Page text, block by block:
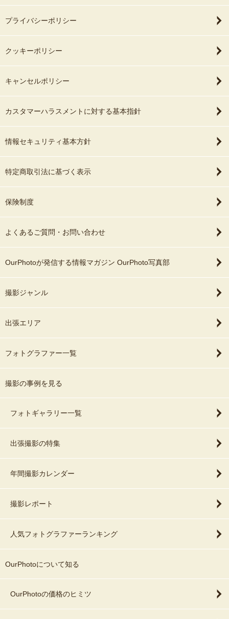
プライバシーポリシー
クッキーポリシー
キャンセルポリシー
カスタマーハラスメントに対する基本指針
情報セキュリティ基本方針
特定商取引法に基づく表示
保険制度
よくあるご質問・お問い合わせ
OurPhotoが発信する情報マガジン OurPhoto写真部
撮影ジャンル
出張エリア
フォトグラファー一覧
撮影の事例を見る
フォトギャラリー一覧
出張撮影の特集
年間撮影カレンダー
撮影レポート
人気フォトグラファーランキング
OurPhotoについて知る
OurPhotoの価格のヒミツ